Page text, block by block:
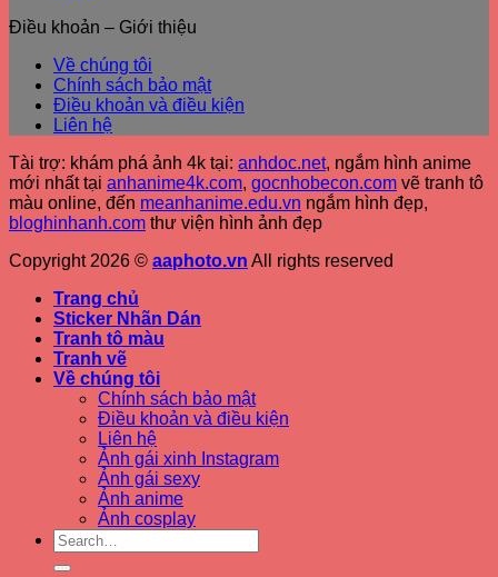
Điều khoản – Giới thiệu
Về chúng tôi
Chính sách bảo mật
Điều khoản và điều kiện
Liên hệ
Tài trợ: khám phá ảnh 4k tại: anhdoc.net, ngắm hình anime
mới nhất tại anhanime4k.com, gocnhobecon.com vẽ tranh tô
màu online, đến meanhanime.edu.vn ngắm hình đẹp,
bloghinhanh.com thư viện hình ảnh đẹp
Copyright 2026 © aaphoto.vn All rights reserved
Trang chủ
Sticker Nhãn Dán
Tranh tô màu
Tranh vẽ
Về chúng tôi
Chính sách bảo mật
Điều khoản và điều kiện
Liên hệ
Ảnh gái xinh Instagram
Ảnh gái sexy
Ảnh anime
Ảnh cosplay